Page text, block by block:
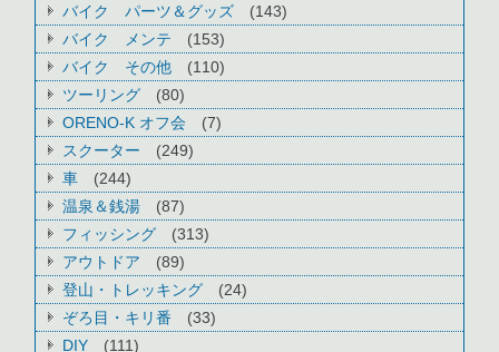
バイク パーツ＆グッズ
(143)
バイク メンテ
(153)
バイク その他
(110)
ツーリング
(80)
ORENO-K オフ会
(7)
スクーター
(249)
車
(244)
温泉＆銭湯
(87)
フィッシング
(313)
アウトドア
(89)
登山・トレッキング
(24)
ぞろ目・キリ番
(33)
DIY
(111)